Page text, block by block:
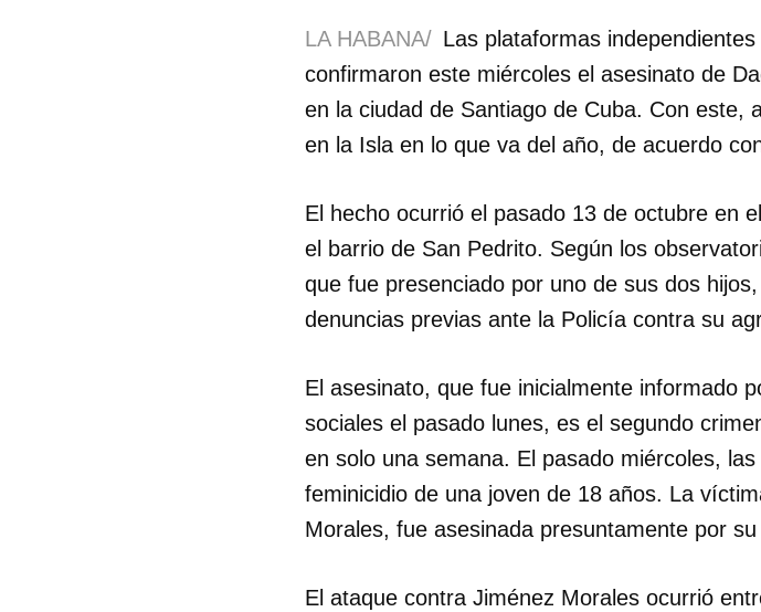
LA HABANA/ Las plataformas
confirmaron este miércoles el asesinato de
en la ciudad de Santiago de Cuba. Con este,
en la Isla en lo que va del año, de acuerdo
El hecho ocurrió el pasado 13 de octubre en
el barrio de San Pedrito. Según los
que fue presenciado por uno de sus dos
denuncias previas ante la Policía contra su
El asesinato, que fue inicialmente informado
sociales el pasado lunes, es el segundo
en solo una semana. El pasado miércoles,
feminicidio de una joven de 18 años. La
Morales, fue asesinada presuntamente por
El ataque contra Jiménez Morales ocurrió